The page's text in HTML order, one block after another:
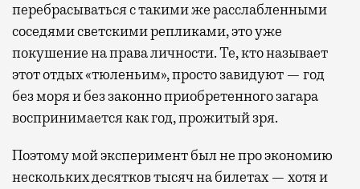
перебрасываться с такими же расслабленными
соседями светскими репликами, это уже
покушение на права личности. Те, кто называет
этот отдых «тюленьим», просто завидуют — год
без моря и без законно приобретенного загара
воспринимается как год, прожитый зря.
Поэтому мой эксперимент был не про экономию
нескольких десятков тысяч на билетах — хотя и